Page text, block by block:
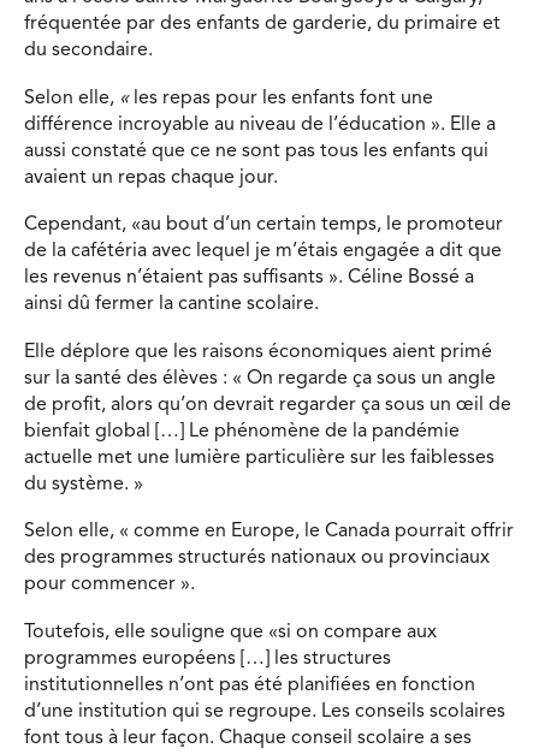
fréquentée par des enfants de garderie, du primaire et
du secondaire.
Selon elle, «les repas pour les enfants font une
différence incroyable au niveau de l’éducation ». Elle a
aussi constaté que ce ne sont pas tous les enfants qui
avaient un repas chaque jour.
Cependant, «au bout d’un certain temps, le promoteur
de la cafétéria avec lequel je m’étais engagée a dit que
les revenus n’étaient pas suffisants ». Céline Bossé a
ainsi dû fermer la cantine scolaire.
Elle déplore que les raisons économiques aient primé
sur la santé des élèves : « On regarde ça sous un angle
de profit, alors qu’on devrait regarder ça sous un œil de
bienfait global […] Le phénomène de la pandémie
actuelle met une lumière particulière sur les faiblesses
du système. »
Selon elle, « comme en Europe, le Canada pourrait offrir
des programmes structurés nationaux ou provinciaux
pour commencer ».
Toutefois, elle souligne que «si on compare aux
programmes européens […] les structures
institutionnelles n’ont pas été planifiées en fonction
d’une institution qui se regroupe. Les conseils scolaires
font tous à leur façon. Chaque conseil scolaire a ses